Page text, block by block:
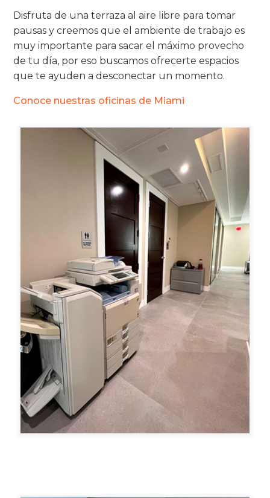
Disfruta de una terraza al aire libre para tomar
pausas y creemos que el ambiente de trabajo es
muy importante para sacar el máximo provecho
de tu día, por eso buscamos ofrecerte espacios
que te ayuden a desconectar un momento.
Conoce nuestras oficinas de Miami